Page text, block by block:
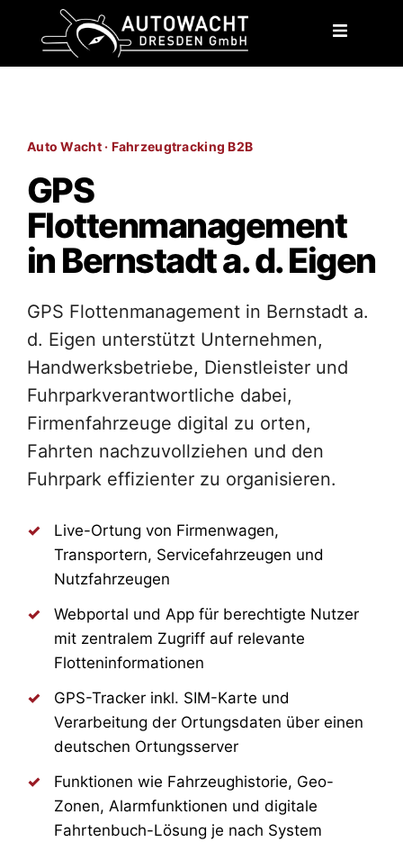
Auto Wacht · Fahrzeugtracking B2B
GPS
Flottenmanagement
in Bernstadt a. d. Eigen
GPS Flottenmanagement in Bernstadt a.
d. Eigen unterstützt Unternehmen,
Handwerksbetriebe, Dienstleister und
Fuhrparkverantwortliche dabei,
Firmenfahrzeuge digital zu orten,
Fahrten nachzuvollziehen und den
Fuhrpark effizienter zu organisieren.
Live-Ortung von Firmenwagen,
Transportern, Servicefahrzeugen und
Nutzfahrzeugen
Webportal und App für berechtigte Nutzer
mit zentralem Zugriff auf relevante
Flotteninformationen
GPS-Tracker inkl. SIM-Karte und
Verarbeitung der Ortungsdaten über einen
deutschen Ortungsserver
Funktionen wie Fahrzeughistorie, Geo-
Zonen, Alarmfunktionen und digitale
Fahrtenbuch-Lösung je nach System